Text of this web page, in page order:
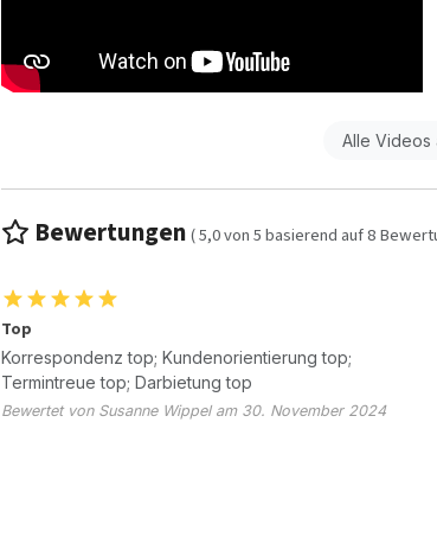
Alle Videos
Bewertungen(5,0von5basierend auf8
Top
Korrespondenz top; Kundenorientierung top;
Termintreue top; Darbietung top
Bewertet von Susanne Wippel am 30. November 2024